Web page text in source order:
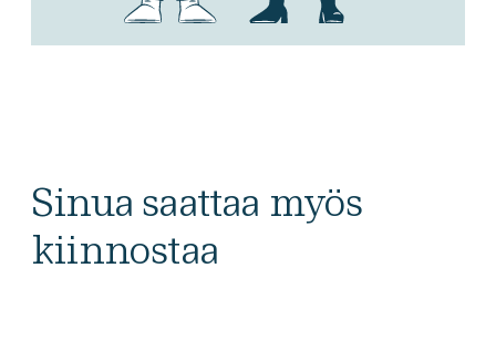
Sinua saattaa myös
kiinnostaa